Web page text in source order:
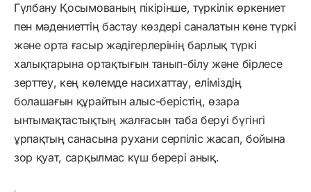
Гүлбану Қосымованың пікірінше, түркілік өркениет
пен мәдениеттің бастау көздері саналатын көне түркі
және орта ғасыр жәдігерлерінің барлық түркі
халықтарына ортақтығын танып-білу және бірлесе
зерттеу, кең көлемде насихаттау, еліміздің
болашағын құрайтын алыс-берістің, өзара
ынтымақтастықтың жалғасын таба беруі бүгінгі
ұрпақтың санасына рухани серпіліс жасап, бойына
зор қуат, сарқылмас күш берері анық.